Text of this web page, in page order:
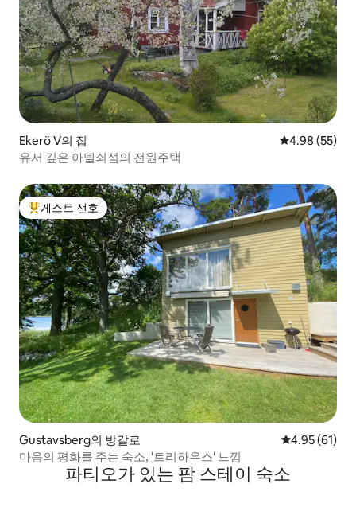
Ekerö V의 집 평점 4.98점(5
4.98 (55)
유서 깊은 아델쇠섬의 전원주택
상위 게스트 선호
게스트 선호
Gustavsberg의 방갈로 평점 4.95점
4.95 (61)
마음의 평화를 주는 숙소, '트리하우스' 느낌
파티오가 있는 팜 스테이 숙소